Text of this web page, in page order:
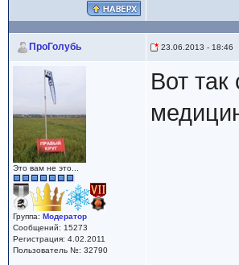
ПроГолубь 23.06.2013 - 18:46
Это вам не это...
Группа: Модератор
Сообщений: 15273
Регистрация: 4.02.2011
Пользователь №: 32790
Вот